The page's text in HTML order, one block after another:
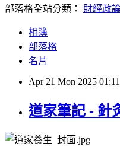
部落格全站分類： 財經政
相簿
部落格
名片
Apr 21 Mon 2025 01:11
道家筆記 - 針